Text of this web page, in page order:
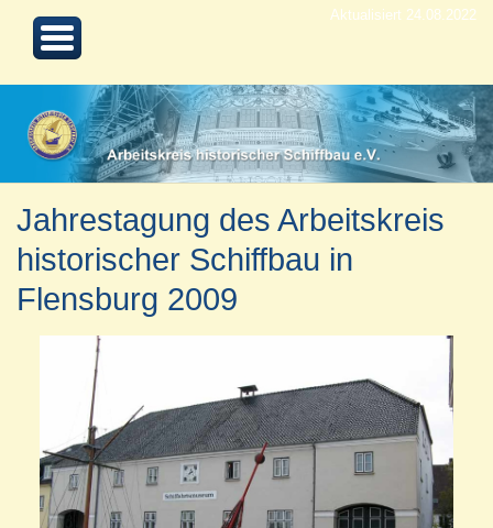
Aktualisiert 24.08.2022
Jahrestagung des Arbeitskreis
historischer Schiffbau in
Flensburg 2009